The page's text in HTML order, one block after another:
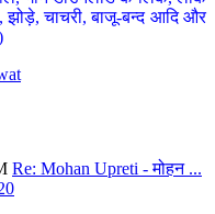
झोड़े, चाचरी, बाजू-बन्द आदि और
Re: Mohan Upreti - मोहन ...